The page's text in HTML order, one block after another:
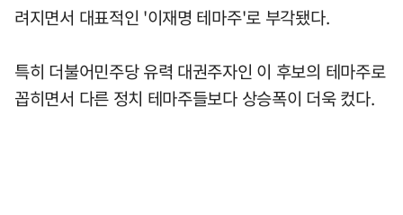
려지면서 대표적인 '이재명 테마주'로 부각됐다.
특히 더불어민주당 유력 대권주자인 이 후보의 테마주로
꼽히면서 다른 정치 테마주들보다 상승폭이 더욱 컸다.